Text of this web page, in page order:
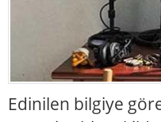
Edinilen bilgiye